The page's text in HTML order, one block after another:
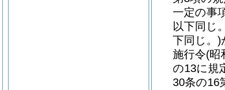
一定の事
以下同じ
下同じ。)
施行令(昭
の13に規
30条の16